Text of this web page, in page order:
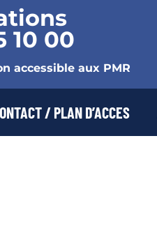
10 00
accessible aux PMR
/ PLAN D’ACCES